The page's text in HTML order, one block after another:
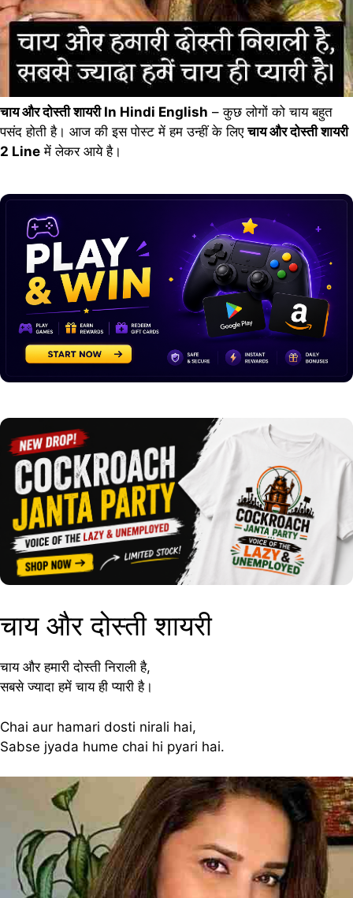
चाय और दोस्ती शायरी In Hindi English – कुछ लोगों को चाय बहुत
पसंद होती है। आज की इस पोस्ट में हम उन्हीं के लिएचाय और दोस्ती शायरी
2 Line में लेकर आये है।
चाय और दोस्ती शायरी
चाय और हमारी दोस्ती निराली है,
सबसे ज्यादा हमें चाय ही प्यारी है।
Chai aur hamari dosti nirali hai,
Sabse jyada hume chai hi pyari hai.